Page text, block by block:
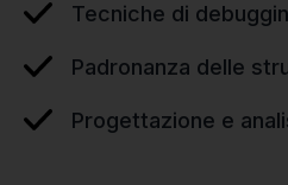
Tecniche di
Padronanza delle
Progettazione e